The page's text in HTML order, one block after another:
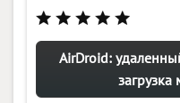
AirDroid: